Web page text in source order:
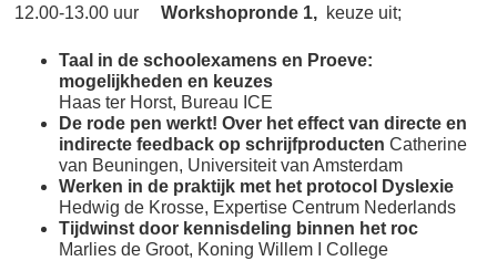
12.00-13.00 uurWorkshopronde 1, keuze uit;
Taal in de schoolexamens en Proeve:
mogelijkheden en keuzes
Haas ter Horst, Bureau ICE
De rode pen werkt! Over het effect van directe en
indirecte feedback op schrijfproducten Catherine
van Beuningen, Universiteit van Amsterdam
Werken in de praktijk met het protocol Dyslexie
Hedwig de Krosse, Expertise Centrum Nederlands
Tijdwinst door kennisdeling binnen het roc
Marlies de Groot, Koning Willem I College